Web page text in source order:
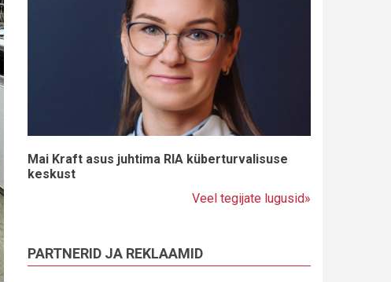
Mai Kraft asus juhtima RIA küberturvalisuse
keskust
Veel tegijate lugusid»
PARTNERID JA REKLAAMID